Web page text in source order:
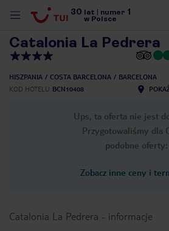
30 lat numer 1
w Polsce
Catalonia La Pedrera
HISZPANIA COSTA BARCELONA
BARCELONA
KOD HOTELU BCN10408
Ups, ta oferta nie jest
Przygotowaliśmy dla
podobne oferty:
Zobacz inne ceny i
Catalonia La Pedrera - informacje